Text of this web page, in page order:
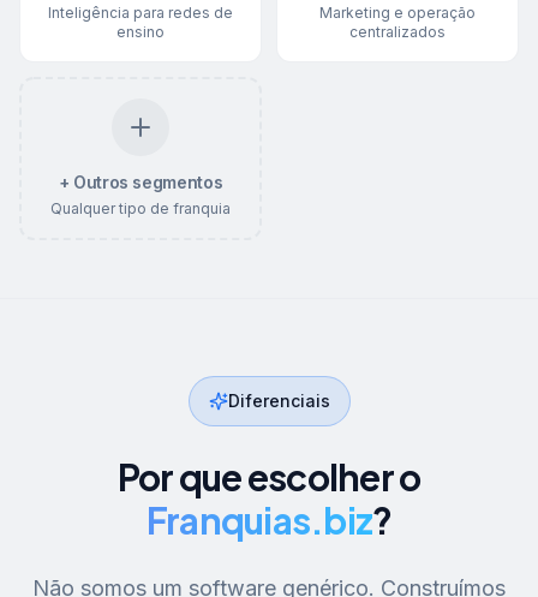
Inteligência para redes de
ensino
Marketing e operação
centralizados
+ Outros segmentos
Qualquer tipo de franquia
Diferenciais
Por que escolher o
Franquias.biz?
Não somos um software genérico. Construímos